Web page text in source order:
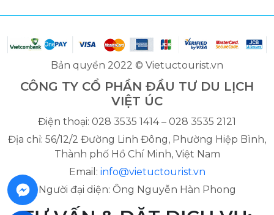
Bản quyền 2022 © Vietuctourist.vn
CÔNG TY CỔ PHẦN ĐẦU TƯ DU LỊCH
VIỆT ÚC
Điện thoại: 028 3535 1414 – 028 3535 2121
Địa chỉ: 56/12/2 Đường Linh Đông, Phường Hiệp Bình,
Thành phố Hồ Chí Minh, Việt Nam
Email: info@vietuctourist.vn
Người đại diện: Ông Nguyễn Hàn Phong